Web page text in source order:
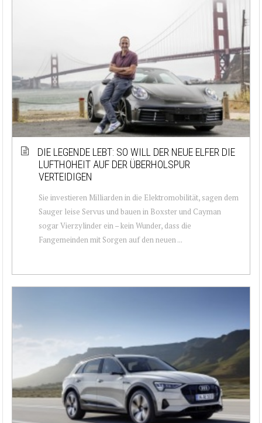
DIE LEGENDE LEBT: SO WILL DER NEUE ELFER DIE
LUFTHOHEIT AUF DER ÜBERHOLSPUR
VERTEIDIGEN
Sie investieren Milliarden in die Elektromobilität, sagen dem
Sauger leise Servus und bauen in Boxster und Cayman
sogar Vierzylinder ein – kein Wunder, dass die
Fangemeinden mit Sorgen auf den neuen ...